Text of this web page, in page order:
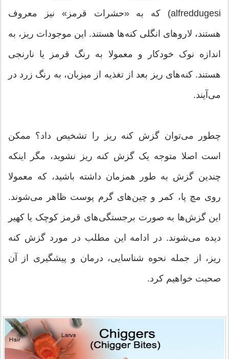
alfreddugesi) که به «حشرات قرمز» نیز معروف
هستند، لاروهای انگلی کنه‌ها هستند. این موجودات ریز، به
اندازه نوک خودکار و معمولا به رنگ قرمز یا نارنجی
هستند. کنه‌های ریز بعد از تغذیه از میزبان، به رنگ زرد در
می‌آیند.
چطور می‌توان گزش کنه ریز را تشخیص داد؟ ممکن
است اصلا متوجه یک گزش کنه ریز نشوید، مگر اینکه
چندین گزش به طور همزمان داشته باشید، که معمولا
روی مچ پا، کمر و چین‌های گرم پوست ظاهر می‌شوند.
این گزش‌ها به صورت برجستگی‌های قرمز کوچک یا کهیر
دیده می‌شوند. در ادامه این مطلب در مورد گزش کنه
ریز، از جمله نحوه شناسایی، درمان و پیشگیری از آن
صحبت خواهیم کرد.